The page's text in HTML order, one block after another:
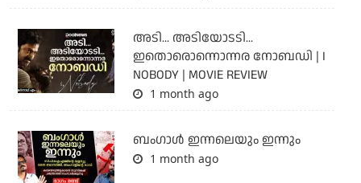
അടി... അടിയോടടി...
ഇതൊരൊന്നൊന്നര നോബഡി | I
NOBODY | MOVIE REVIEW
1 month ago
ബംഗാള്‍ ഇന്നലെയും ഇന്നും
1 month ago